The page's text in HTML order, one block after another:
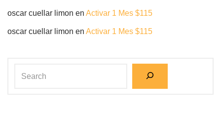
oscar cuellar limon en Activar 1 Mes $115
oscar cuellar limon en Activar 1 Mes $115